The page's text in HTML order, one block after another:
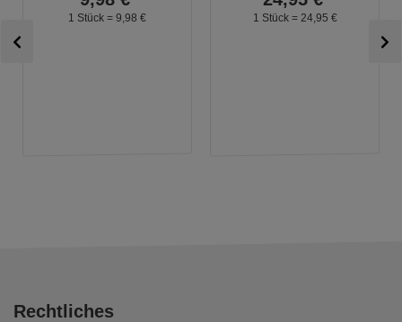
1 Stück = 9, 98 € 1 Stück = 24, 95 €
Rechtliches